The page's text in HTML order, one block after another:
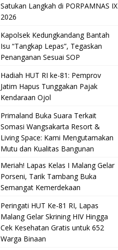
Satukan Langkah di PORPAMNAS IX
2026
Kapolsek Kedungkandang Bantah
Isu “Tangkap Lepas”, Tegaskan
Penanganan Sesuai SOP
Hadiah HUT RI ke-81: Pemprov
Jatim Hapus Tunggakan Pajak
Kendaraan Ojol
Primaland Buka Suara Terkait
Somasi Wangsakarta Resort &
Living Space: Kami Mengutamakan
Mutu dan Kualitas Bangunan
Meriah! Lapas Kelas I Malang Gelar
Porseni, Tarik Tambang Buka
Semangat Kemerdekaan
Peringati HUT Ke-81 RI, Lapas
Malang Gelar Skrining HIV Hingga
Cek Kesehatan Gratis untuk 652
Warga Binaan